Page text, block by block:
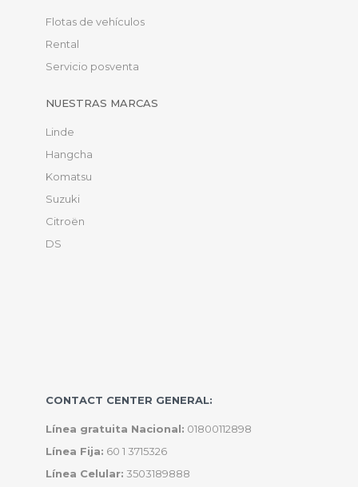
Flotas de vehículos
Rental
Servicio posventa
NUESTRAS MARCAS
Linde
Hangcha
Komatsu
Suzuki
Citroën
DS
CONTACT CENTER GENERAL:
Línea gratuita Nacional: 01800112898
Línea Fija: 60 1 3715326
Línea Celular: 3503189888